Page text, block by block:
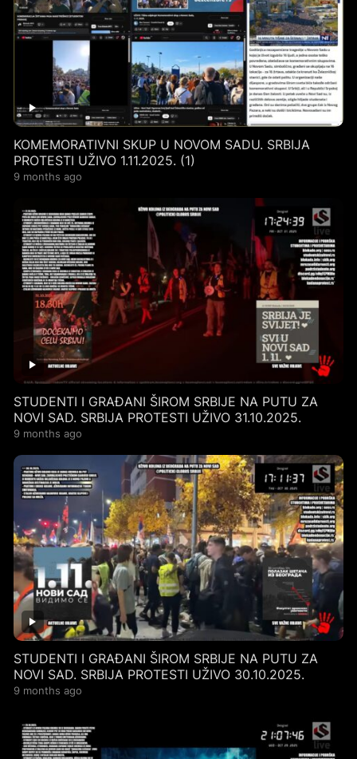
KOMEMORATIVNI SKUP U NOVOM SADU. SRBIJA
PROTESTI UŽIVO 1.11.2025. (1)
9 months ago
STUDENTI I GRAĐANI ŠIROM SRBIJE NA PUTU ZA
NOVI SAD. SRBIJA PROTESTI UŽIVO 31.10.2025.
9 months ago
STUDENTI I GRAĐANI ŠIROM SRBIJE NA PUTU ZA
NOVI SAD. SRBIJA PROTESTI UŽIVO 30.10.2025.
9 months ago